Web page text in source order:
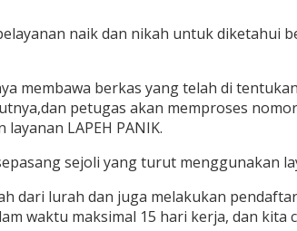
naik dan nikah untuk diketahui
membawa berkas yang telah di
petugas akan memproses
LAPEH PANIK.
sejoli yang turut menggunakan
lurah dan juga melakukan
waktu maksimal 15 hari kerja, dan